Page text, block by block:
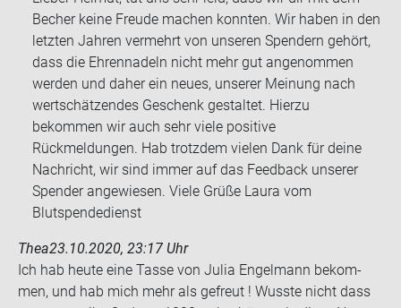
Becher keine Freude machen konnten. Wir haben in den
letzten Jahren vermehrt von unseren Spendern gehört,
dass die Ehrennadeln nicht mehr gut angenommen
werden und daher ein neues, unserer Meinung nach
wertschätzendes Geschenk gestaltet. Hierzu
bekommen wir auch sehr viele positive
Rückmeldungen. Hab trotzdem vielen Dank für deine
Nachricht, wir sind immer auf das Feedback unserer
Spender angewiesen. Viele Grüße Laura vom
Blutspendedienst
Thea23.10.2020, 23:17 Uhr
Ich hab heute eine Tasse von Julia En­gel­mann be­kom­
men, und hab mich mehr als ge­freut ! Wuss­te nicht dass